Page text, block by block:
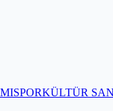
SPORKÜLTÜR